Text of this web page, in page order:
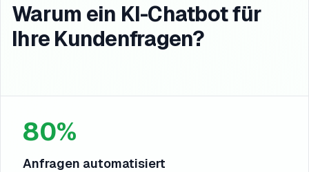
Warum ein KI-Chatbot für
Ihre Kundenfragen?
80%
Anfragen automatisiert